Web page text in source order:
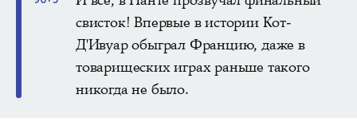
свисток! Впервые в истории Кот-
Д'Ивуар обыграл Францию, даже в
товарищеских играх раньше такого
никогда не было.